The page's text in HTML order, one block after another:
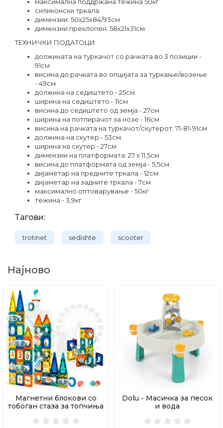
силиконски тркала
димензии: 50х25х84/93см
димензии преклопен: 58x21x31см
ТЕХНИЧКИ ПОДАТОЦИ:
должината на туркачот со рачката во 3 позиции -
91см
висина до рачката во опцијата за туркање/возење
- 49см
должина на седиштето - 25см
ширина на седиштето - 11см
висина до седиштето од земја - 27см
ширина на потпирачот за нозе - 16см
висина на рачката на туркачот/скутерот: 71-81-91см
должина на скутер - 53см
ширина на скутер - 27см
димензии на платформата: 27 x 11,5см
висина до платформата од земја - 5,5см
дијаметар на предните тркала - 12см
дијаметар на задните тркала - 7см
максимално оптоварување - 50кг
тежина - 3,9кг
Тагови:
trotinet sedishte scooter
Најново
Магнетни блокови со
тобоган стаза за топчиња
Dolu - Масичка за песок
и вода